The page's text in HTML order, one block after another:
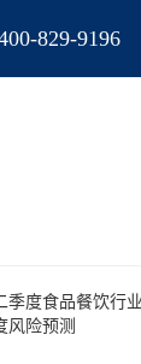
829-9196
季度食品餐饮行
风险预测